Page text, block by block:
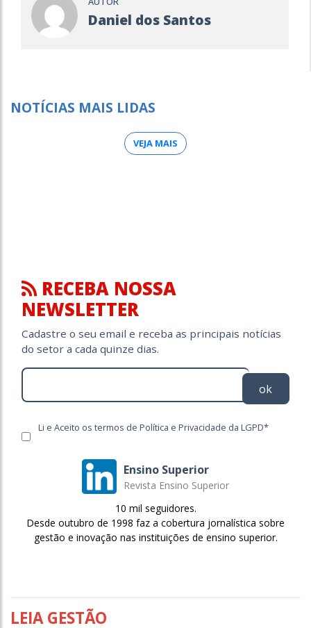
Daniel dos Santos
NOTÍCIAS MAIS LIDAS
VEJA MAIS
RECEBA NOSSA
NEWSLETTER
Cadastre o seu email e receba as principais notícias
do setor a cada quinze dias.
ok
Li e Aceito os termos de Política e Privacidade da LGPD*
Ensino Superior
Revista Ensino Superior
10 mil seguidores.
Desde outubro de 1998 faz a cobertura jornalística sobre
gestão e inovação nas instituições de ensino superior.
LEIA GESTÃO